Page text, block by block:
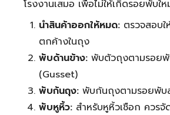
โรงงานเสมอ เพื่อไม่ให้เกิดรอยพับใ
นำสินค้าออกให้หมด:ตรวจสอบใ
ตกค้างในถุง
พับด้านข้าง:พับตัวถุงตามรอย
(Gusset)
พับก้นถุง:พับก้นถุงตามรอยพับ
พับหูหิ้ว:สำหรับหูหิ้วเชือก ควรจั